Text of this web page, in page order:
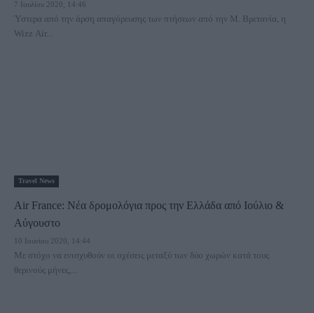
7 Ιουλίου 2020, 14:46
Ύστερα από την άρση απαγόρευσης των πτήσεων από την Μ. Βρετανία, η
Wizz Air...
Travel News
Air France: Νέα δρομολόγια προς την Ελλάδα από Ιούλιο &
Αύγουστο
10 Ιουνίου 2020, 14:44
Με στόχο να ενισχυθούν οι σχέσεις μεταξύ των δύο χωρών κατά τους
θερινούς μήνες,...